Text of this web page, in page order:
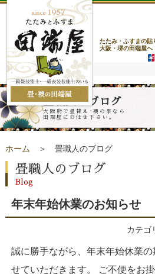
たたみ・ふすまの貼
大阪・堺の田端屋へ
畳職人のブログ
大阪府で畳替え･襖の事なら
田端屋にお任せ下さい。
ホーム ＞ 畳職人のブログ
畳職人のブログ
Blog
年末年始休業のお知らせ
カテゴ
誠に勝手ながら、年末年始休業
せていただきます。 ご不便をお